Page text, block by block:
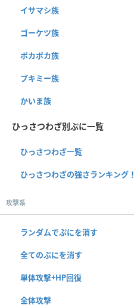
イサマシ族
ゴーケツ族
ポカポカ族
ブキミー族
かいま族
ひっさつわざ別ぷに一覧
ひっさつわざ一覧
ひっさつわざの強さランキング！
攻撃系
ランダムでぷにを消す
全てのぷにを消す
単体攻撃+HP回復
全体攻撃